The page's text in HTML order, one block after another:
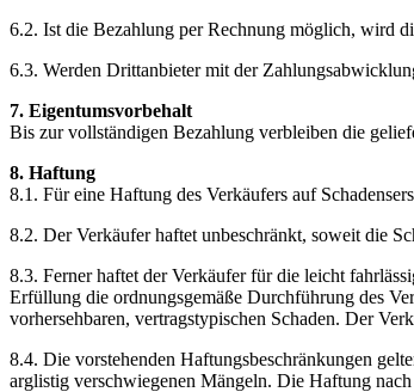
6.2. Ist die Bezahlung per Rechnung möglich, wird
6.3. Werden Drittanbieter mit der
7. Eigentumsvorbehalt
Bis zur vollständigen Bezahlung verbleiben die
8. Haftung
8.1. Für eine Haftung des Verkäufers auf
8.2. Der Verkäufer haftet unbeschränkt, soweit die
8.3. Ferner haftet der Verkäufer für die leicht
Erfüllung die ordnungsgemäße Durchführung des
vorhersehbaren, vertragstypischen Schaden. Der
8.4. Die vorstehenden Haftungsbeschränkungen
arglistig verschwiegenen Mängeln. Die Haftung